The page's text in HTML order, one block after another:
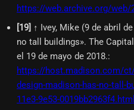
https://web.archive.org/
[19] ↑ Ivey, Mike (9 de abril
no tall buildings». The
el 19 de mayo de 2018.:
https://host.madison.com/
design-madison-has-no-tall-
11e3-9e53-0019bb2963f4.html